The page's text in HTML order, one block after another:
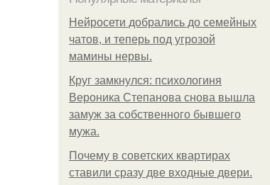
Нейросети добрались до семейных
чатов, и теперь под угрозой
мамины нервы.
Круг замкнулся: психологиня
Вероника Степанова снова вышла
замуж за собственного бывшего
мужа.
Почему в советских квартирах
ставили сразу две входные двери.